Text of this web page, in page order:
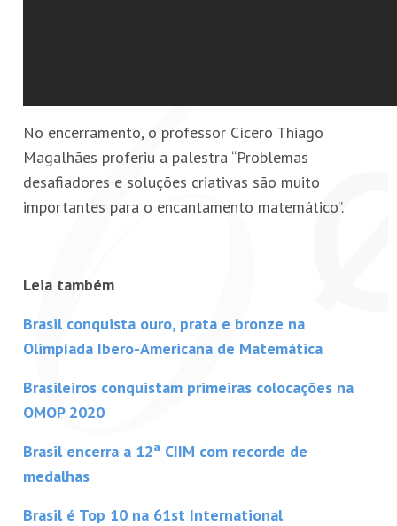
No encerramento, o professor Cícero Thiago
Magalhães proferiu a palestra “Problemas
desafiadores e soluções criativas são muito
importantes para o encantamento matemático”.
Leia também
Brasil conquista ouro, prata e bronze na
Olimpíada Ibero-Americana de Matemática
Brasileiros conquistam primeiras colocações na
OMOP 2020
Brasil encerra a 12ª CIIM com recorde de
medalhas
Brasil é Top 10 na 61st International